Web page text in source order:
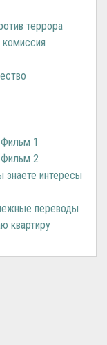
террора
комиссия
1
2
знаете интересы
переводы
квартиру